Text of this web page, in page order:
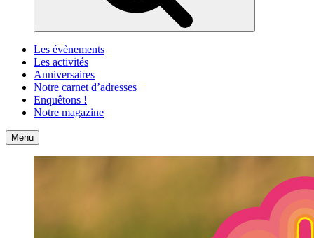
Les évènements
Les activités
Anniversaires
Notre carnet d’adresses
Enquêtons !
Notre magazine
Accueil
Menu Contact